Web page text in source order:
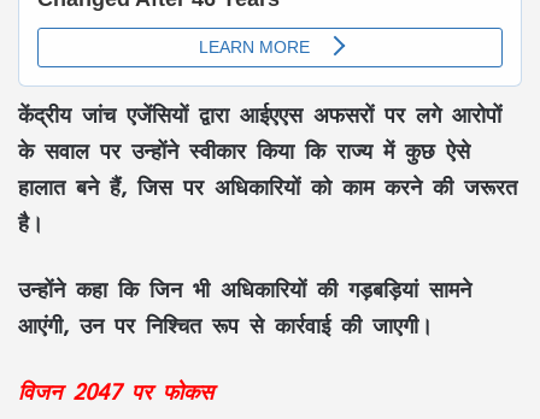
केंद्रीय जांच एजेंसियों द्वारा आईएएस अफसरों पर लगे आरोपों
के सवाल पर उन्होंने स्वीकार किया कि राज्य में कुछ ऐसे
हालात बने हैं, जिस पर अधिकारियों को काम करने की जरूरत
है।
उन्होंने कहा कि जिन भी अधिकारियों की गड़बड़ियां सामने
आएंगी, उन पर निश्चित रूप से कार्रवाई की जाएगी।
विजन 2047 पर फोकस